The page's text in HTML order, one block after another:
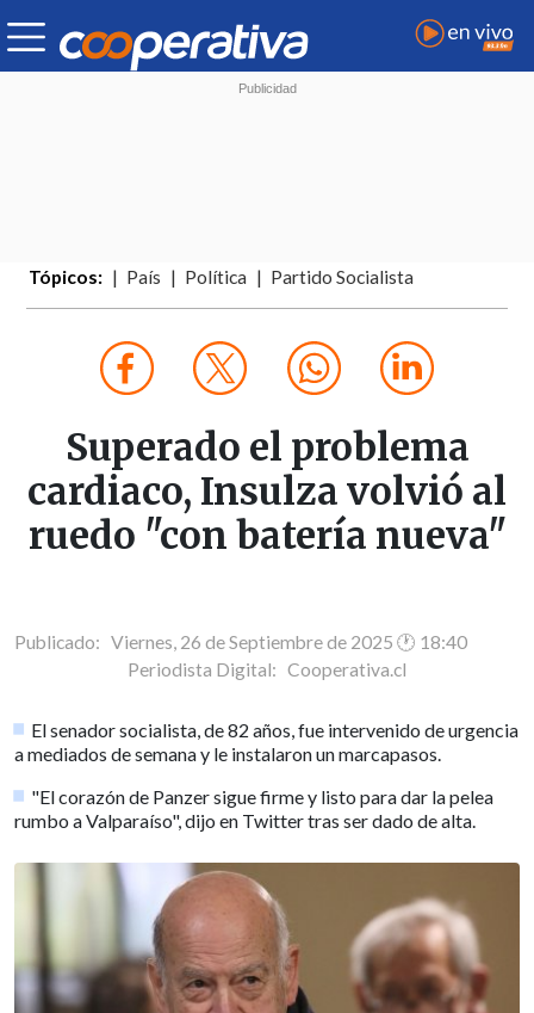
Tópicos: País Política Partido Socialista
Superado el problema
cardiaco, Insulza volvió al
ruedo "con batería nueva"
Publicado: Viernes, 26 de Septiembre de 2025 🕐 18:40
Periodista Digital: Cooperativa.cl
El senador socialista, de 82 años, fue intervenido de urgencia
a mediados de semana y le instalaron un marcapasos.
"El corazón de Panzer sigue firme y listo para dar la pelea
rumbo a Valparaíso", dijo en Twitter tras ser dado de alta.